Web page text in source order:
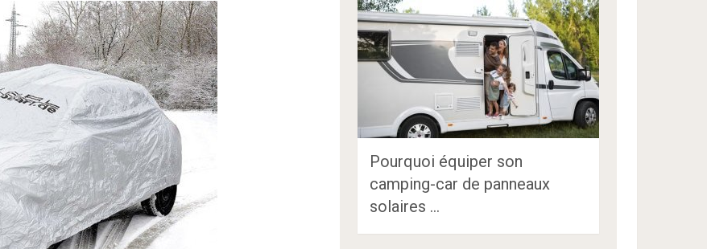
Pourquoi équiper son
camping-car de panneaux
solaires …